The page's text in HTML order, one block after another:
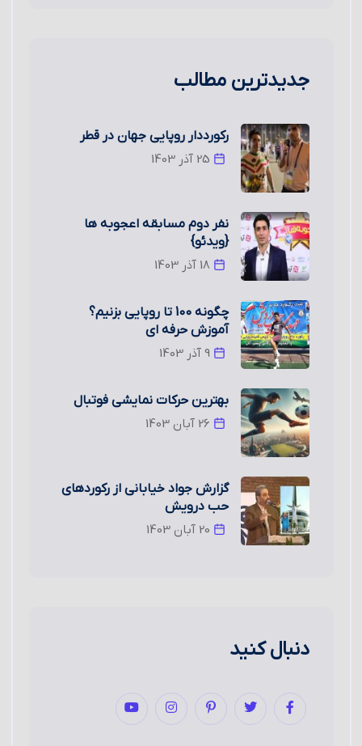
جدیدترین مطالب
رکورددار روپایی جهان در قطر
نفر دوم مسابقه اعجوبه ها
{ویدئو}
چگونه 100 تا روپایی بزنیم؟
آموزش حرفه ای
9 آذر 1403
بهترین حرکات نمایشی فوتبال
گزارش جواد خیابانی از رکوردهای
حب درویش
دنبال کنید